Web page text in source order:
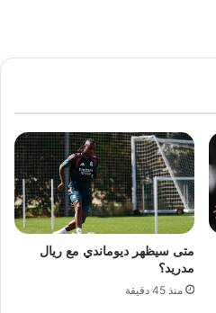
متى سيظهر ديوماندي مع ريال
مدريد؟
منذ 45 دقيقة